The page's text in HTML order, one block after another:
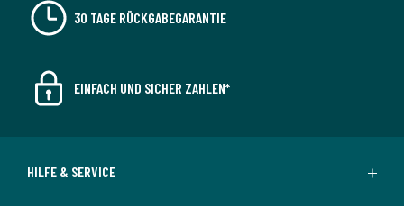
30 TAGE RÜCKGABEGARANTIE
EINFACH UND SICHER ZAHLEN*
HILFE & SERVICE